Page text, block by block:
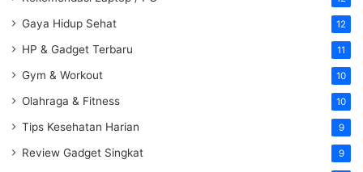
Gaya Hidup Sehat 12
HP & Gadget Terbaru 11
Gym & Workout 10
Olahraga & Fitness 10
Tips Kesehatan Harian 9
Review Gadget Singkat 9